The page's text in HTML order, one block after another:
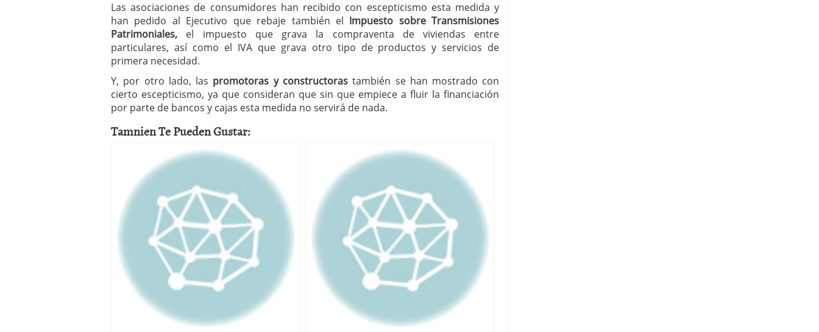
Las asociaciones de consumidores han recibido con escepticismo esta medida y
han pedido al Ejecutivo que rebaje también el Impuesto sobre Transmisiones
Patrimoniales, el impuesto que grava la compraventa de viviendas entre
particulares, así como el IVA que grava otro tipo de productos y servicios de
primera necesidad.
Y, por otro lado, las promotoras y constructorastambién se han mostrado con
cierto escepticismo, ya que consideran que sin que empiece a fluir la financiación
por parte de bancos y cajas esta medida no servirá de nada.
Tamnien Te Pueden Gustar: